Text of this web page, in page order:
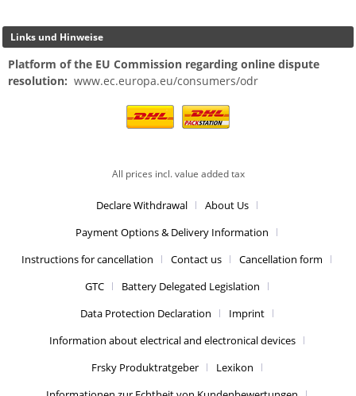
Links und Hinweise
Platform of the EU Commission regarding online dispute
resolution: www.ec.europa.eu/consumers/odr
All prices incl. value added tax
Declare Withdrawal
About Us
Payment Options & Delivery Information
Instructions for cancellation
Contact us
Cancellation form
GTC
Battery Delegated Legislation
Data Protection Declaration
Imprint
Information about electrical and electronical devices
Frsky Produktratgeber
Lexikon